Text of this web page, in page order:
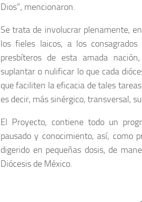
Dios”, mencionaron.
Se trata de involucrar plenamente,
los fieles laicos, a los
presbíteros de esta amada
suplantar o nulificar lo que cada
que faciliten la eficacia de tales
es decir, más sinérgico, transversal,
El Proyecto, contiene todo un
pausado y conocimiento, así, como
digerido en pequeñas dosis, de
Diócesis de México.